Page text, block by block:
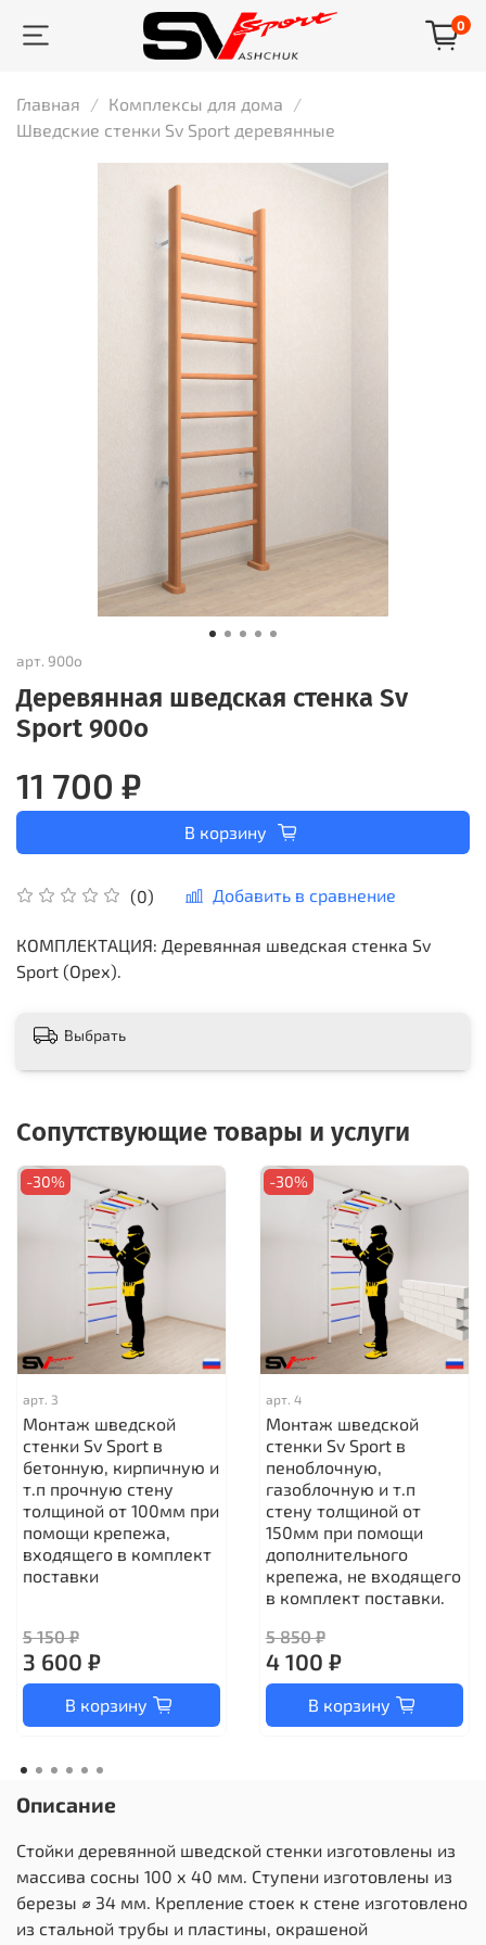
0
Главная
Комплексы для дома
Шведские стенки Sv Sport деревянные
арт. 900о
Деревянная шведская стенка Sv
Sport 900о
(0) Добавить в сравнение
11 700 ₽
В корзину
КОМПЛЕКТАЦИЯ: Деревянная шведская стенка Sv
Sport (Орех).
Выбрать
Сопутствующие товары и услуги
-30%
арт. 3
Монтаж шведской
стенки Sv Sport в
бетонную, кирпичную и
т.п прочную стену
толщиной от 100мм при
помощи крепежа,
входящего в комплект
поставки
5 150 ₽
3 600 ₽
В корзину
-30%
арт. 4
Монтаж шведской
стенки Sv Sport в
пеноблочную,
газоблочную и т.п
стену толщиной от
150мм при помощи
дополнительного
крепежа, не входящего
в комплект поставки.
5 850 ₽
4 100 ₽
В корзину
Описание
Стойки деревянной шведской стенки изготовлены из
массива сосны 100 х 40 мм. Ступени изготовлены из
березы ⌀ 34 мм. Крепление стоек к стене изготовлено
из стальной трубы и пластины, окрашеной